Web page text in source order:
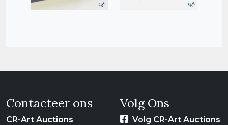
Contacteer ons
CR-Art Auctions
Volg Ons
Volg CR-Art Auctions